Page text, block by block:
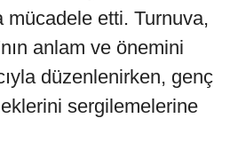
mücadele etti. Turnuva,
anlam ve önemini
düzenlenirken, genç
sergilemelerine